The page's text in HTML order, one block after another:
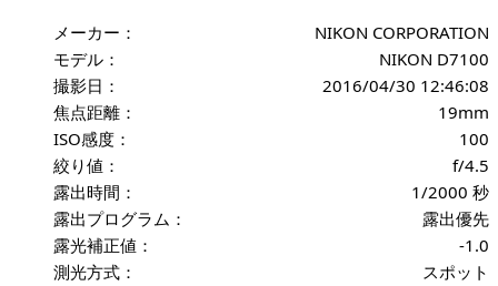
メーカー：
NIKON CORPORATION
モデル：
NIKON D7100
撮影日：
2016/04/30 12:46:08
焦点距離：
19mm
ISO感度：
100
絞り値：
f/4.5
露出時間：
1/2000 秒
露出プログラム：
露出優先
露光補正値：
-1.0
測光方式：
スポット